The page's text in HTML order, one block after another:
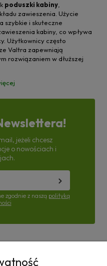
poduszki kabiny
zawieszenia. Użycie
szybkie i skuteczne
kabiny, co wpływa
Użytkownicy często
Valtra zapewniają
rozwiązaniem w dłuższej
jeżeli chcesz
o nowościach i
zgodnie z naszą polityką